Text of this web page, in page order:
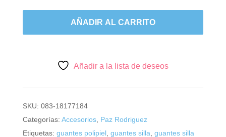
Paz
cantidad
AÑADIR AL CARRITO
Añadir a la lista de deseos
SKU: 083-18177184
Categorías: Accesorios, Paz Rodriguez
Etiquetas: guantes polipiel, guantes silla, guantes silla